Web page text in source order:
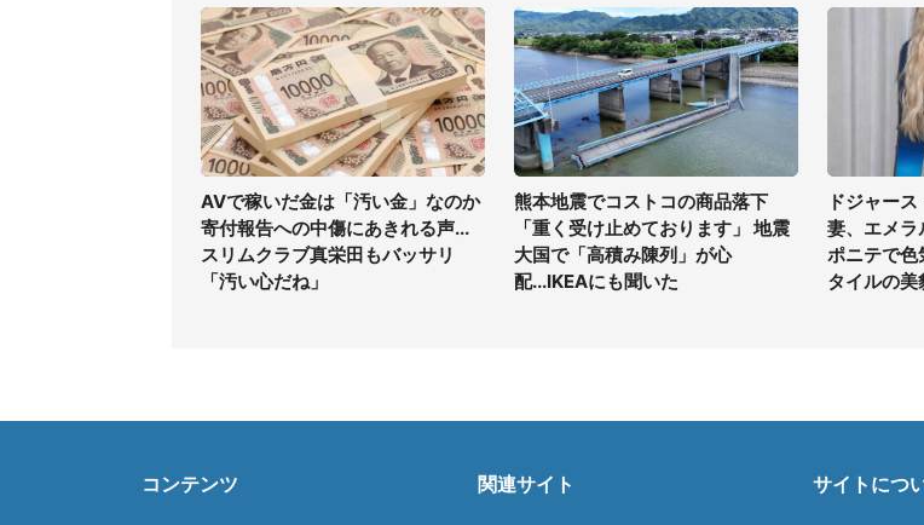
AVで稼いだ金は「汚い金」なのか
寄付報告への中傷にあきれる声...
スリムクラブ真栄田もバッサリ
「汚い心だね」
熊本地震でコストコの商品落下
「重く受け止めております」 地震
大国で「高積み陳列」が心
配...IKEAにも聞いた
ドジャー
妻、エメラ
ポニテで色
タイルの美
コンテンツ 関連サイト サイトにつ